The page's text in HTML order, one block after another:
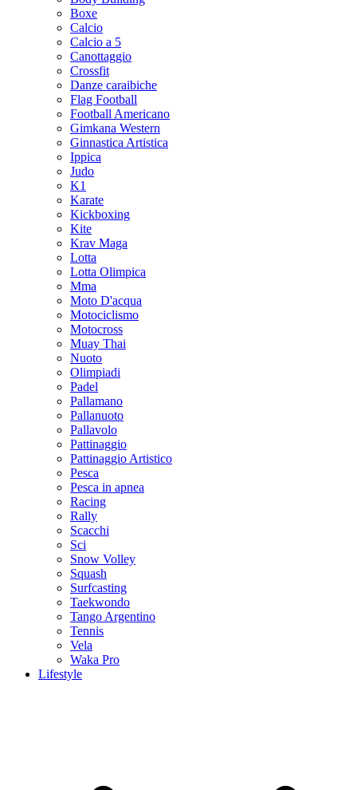
Boxe
Calcio
Calcio a 5
Canottaggio
Crossfit
Danze caraibiche
Flag Football
Football Americano
Gimkana Western
Ginnastica Artistica
Ippica
Judo
K1
Karate
Kickboxing
Kite
Krav Maga
Lotta
Lotta Olimpica
Mma
Moto D'acqua
Motociclismo
Motocross
Muay Thai
Nuoto
Olimpiadi
Padel
Pallamano
Pallanuoto
Pallavolo
Pattinaggio
Pattinaggio Artistico
Pesca
Pesca in apnea
Racing
Rally
Scacchi
Sci
Snow Volley
Squash
Surfcasting
Taekwondo
Tango Argentino
Tennis
Vela
Waka Pro
Lifestyle